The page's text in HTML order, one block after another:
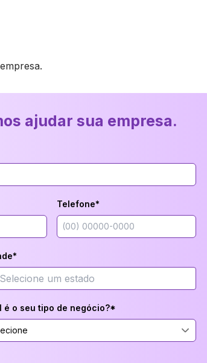
ajudar sua empresa.
Telefone*
é o seu tipo de negócio?*